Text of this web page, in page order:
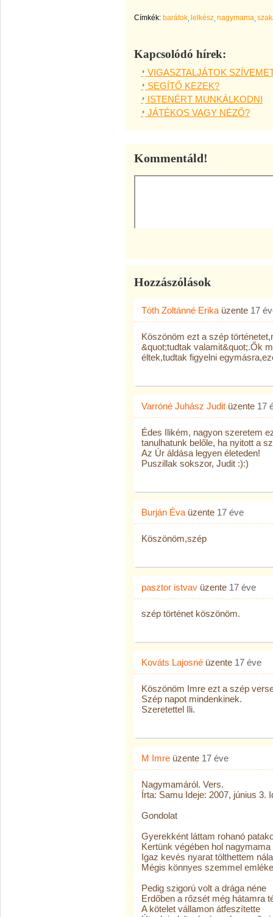
Címkék: barátok lelkész nagymama
Kapcsolódó hírek:
VIGASZTALJÁTOK
SEGÍTŐ KEZEK?
ISTENÉRT MUNKÁLKODNI
JÁTÉKOS VAGY NÉZŐ?
Kommentáld!
Hozzászólások
Tóth Zoltánné Erika üzente 17
Köszönöm ezt a szép
&quot;tudtak valamit&quot;.Ők
éltek,tudtak figyelni
Varróné Juhász Judit üzente 17
Édes Ilikém, nagyon szeretem
tanulhatunk belőle, ha nyitott a
Az Úr áldása legyen életeden!
Puszillak sokszor, Judit :):)
Burján Éva üzente 17 éve
Köszönöm,szép
pasztor istvav üzente 17 éve
szép történet köszönöm.
Kováts Lajosné üzente 17 éve
Köszönöm Imre ezt a szép
Szép napot mindenkinek.
Szeretettel Ili.
M Imre üzente 17 éve
Nagymamáról. Vers.
Írta: Samu Ideje: 2007, június 3.
Gondolat
Gyerekként láttam rohanó
Kertünk végében hol nagymama
Igaz kevés nyarat tölthettem
Mégis könnyes szemmel
Pedig szigorú volt a drága néne
Erdőben a rőzsét még hátamra
A kötelet vállamon átfeszítette